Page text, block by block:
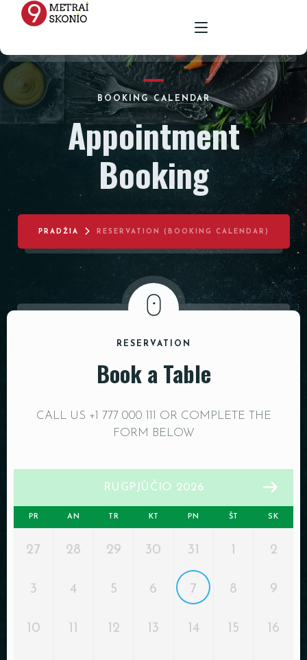
PAGRINDINIS
MENIU
RENGINIŲ ERDVĖ
MAISTAS ŠVENTĖMS
MAITINIMAS VIETOJE
GALERIJA
KĖDĖS
STALTIESĖS
BOOKING CALENDAR
Appointment
Booking
PRADŽIA RESERVATION (BOOKING CALENDAR)
RESERVATION
Book a Table
CALL US +1 777 000 111 OR COMPLETE THE
FORM BELOW
RUGPJŪČIO 2026
PR AN TR KT PN ŠT SK
27 28 29 30 31 1 2
3 4 5 6 7 8 9
10 11 12 13 14 15 16